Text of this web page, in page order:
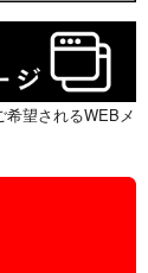
望されるWEBメ